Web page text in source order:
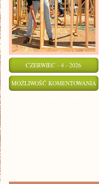
CZERWIEC - 4 - 2026
MOŻLIWOŚĆ KOMENTOWANIA